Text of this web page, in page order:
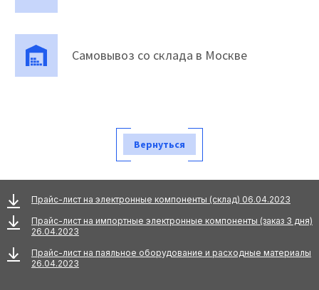
Самовывоз со склада в Москве
Вернуться
Прайс-лист на электронные компоненты (склад) 06.04.2023
Прайс-лист на импортные электронные компоненты (заказ 3 дня)
26.04.2023
Прайс-лист на паяльное оборудование и расходные материалы
26.04.2023